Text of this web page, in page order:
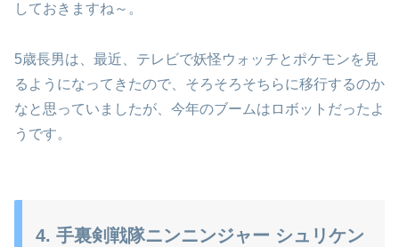
しておきますね～。
5歳長男は、最近、テレビで妖怪ウォッチとポケモンを見
るようになってきたので、そろそろそちらに移行するのか
なと思っていましたが、今年のブームはロボットだったよ
うです。
4. 手裏剣戦隊ニンニンジャー シュリケン